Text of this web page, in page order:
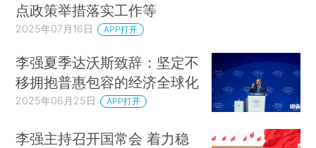
点政策举措落实工作等
2025年07月16日 APP打开
李强夏季达沃斯致辞：坚定不
移拥抱普惠包容的经济全球化
2025年06月25日 APP打开
李强主持召开国常会 着力稳